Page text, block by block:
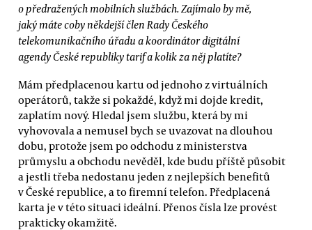
o předražených mobilních službách. Zajímalo by mě,
jaký máte coby někdejší člen Rady Českého
telekomunikačního úřadu a koordinátor digitální
agendy České republiky tarif a kolik za něj platíte?
Mám předplacenou kartu od jednoho z virtuálních
operátorů, takže si pokaždé, když mi dojde kredit,
zaplatím nový. Hledal jsem službu, která by mi
vyhovovala a nemusel bych se uvazovat na dlouhou
dobu, protože jsem po odchodu z ministerstva
průmyslu a obchodu nevěděl, kde budu příště působit
a jestli třeba nedostanu jeden z nejlepších benefitů
v České republice, a to firemní telefon. Předplacená
karta je v této situaci ideální. Přenos čísla lze provést
prakticky okamžitě.